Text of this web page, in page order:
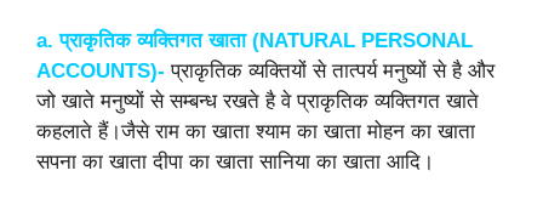
a. प्राकृतिक व्यक्तिगत खाता (NATURAL PERSONAL
ACCOUNTS)- प्राकृतिक व्यक्तियों से तात्पर्य मनुष्यों से है और
जो खाते मनुष्यों से सम्बन्ध रखते है वे प्राकृतिक व्यक्तिगत खाते
कहलाते हैं।जैसे राम का खाता श्याम का खाता मोहन का खाता
सपना का खाता दीपा का खाता सानिया का खाता आदि।